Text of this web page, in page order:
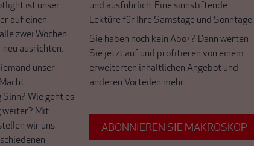
ist unser
auf einen
zwei Wochen
neu ausrichten.
unser
Wie geht es
weiter? Mit
wir uns
und ausführlich. Eine sinnstiftende
Lektüre für Ihre Samstage und Sonntage.
Sie haben noch kein Abo+? Dann werten
Sie jetzt auf und profitieren von einem
erweiterten inhaltlichen Angebot und
anderen Vorteilen mehr.
ABONNIEREN SIE MAKROSKOP